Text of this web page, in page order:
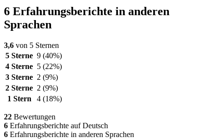
6 Erfahrungsberichte in anderen
Sprachen
3,6 von 5 Sternen
5 Sterne 9 (40%)
4 Sterne 5 (22%)
3 Sterne 2 (9%)
2 Sterne 2 (9%)
1 Stern
4 (18%)
22 Bewertungen
6 Erfahrungsberichte auf Deutsch
6 Erfahrungsberichte in anderen Sprachen